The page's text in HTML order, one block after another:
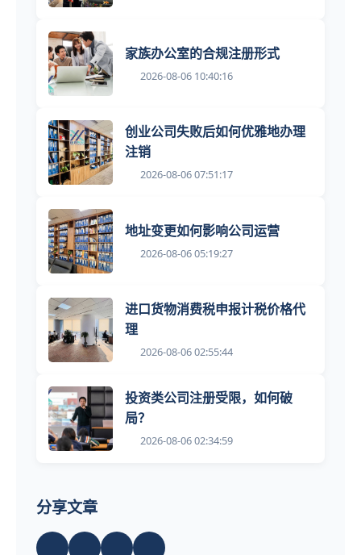
家族办公室的合规注册形式
2026-08-06 10:40:16
创业公司失败后如何优雅地办理
注销
2026-08-06 07:51:17
地址变更如何影响公司运营
2026-08-06 05:19:27
进口货物消费税申报计税价格代
理
2026-08-06 02:55:44
投资类公司注册受限，如何破
局？
2026-08-06 02:34:59
分享文章